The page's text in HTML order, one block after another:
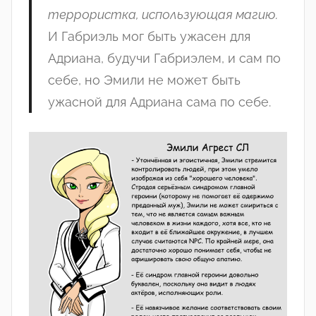
террористка, использующая магию.
И Габриэль могбыть ужасен для
Адриана, будучи Габриэлем, и сам по
себе, но Эмили не можетбыть
ужасной для Адриана сама по себе.